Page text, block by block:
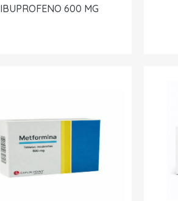
IBUPROFENO 600 MG